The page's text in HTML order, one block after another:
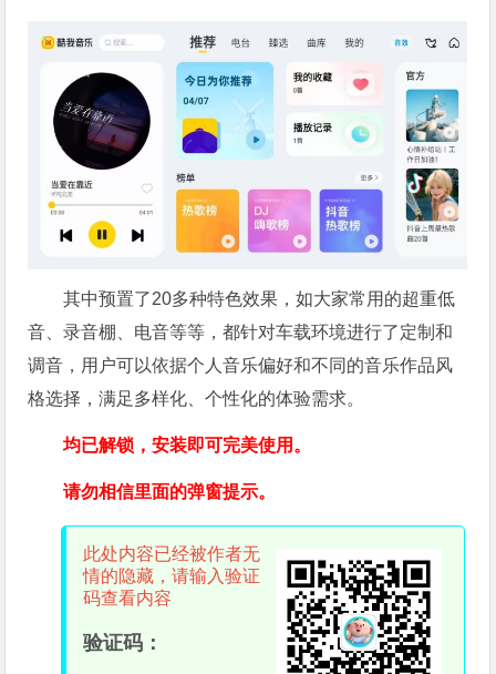
其中预置了20多种特色效果，如大家常用的超重低
音、录音棚、电音等等，都针对车载环境进行了定制和
调音，用户可以依据个人音乐偏好和不同的音乐作品风
格选择，满足多样化、个性化的体验需求。
均已解锁，安装即可完美使用。
请勿相信里面的弹窗提示。
此处内容已经被作者无
情的隐藏，请输入验证
码查看内容
验证码：